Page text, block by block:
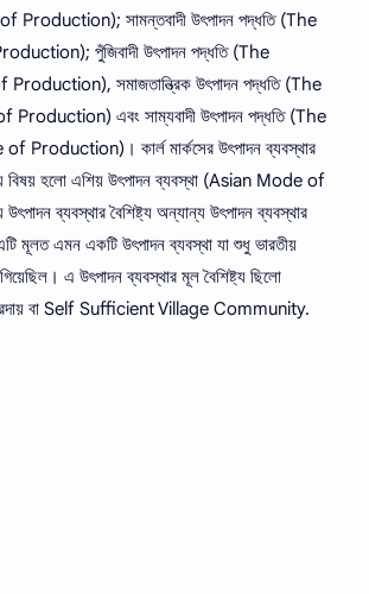
সামন্তবাদী উৎপাদন পদ্ধতি (The
পুঁজিবাদী উৎপাদন পদ্ধতি (The
সমাজতান্ত্রিক উৎপাদন পদ্ধতি (The
এবং সাম্যবাদী উৎপাদন পদ্ধতি (The
কার্ল মার্কসের উৎপাদন ব্যবস্থার
বিষয় হলাে এশিয় উৎপাদন ব্যবস্থা (Asian Mode of
ব্যবস্থার বৈশিষ্ট্য অন্যান্য উৎপাদন ব্যবস্থার
মূলত এমন একটি উৎপাদন ব্যবস্থা যা শুধু ভারতীয়
এ উৎপাদন ব্যবস্থার মূল বৈশিষ্ট্য ছিলাে
বা Self Sufficient Village Community.